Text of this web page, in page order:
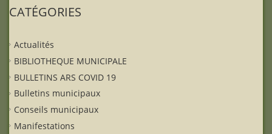
CATÉGORIES
Actualités
BIBLIOTHEQUE MUNICIPALE
BULLETINS ARS COVID 19
Bulletins municipaux
Conseils municipaux
Manifestations